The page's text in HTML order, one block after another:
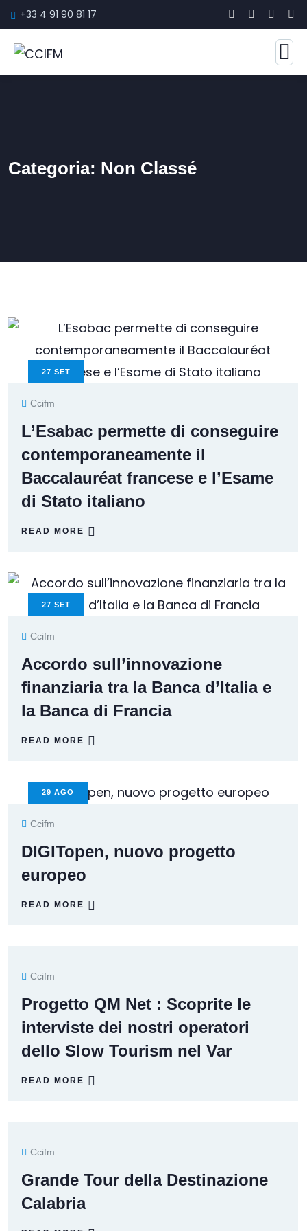
+33 4 91 90 81 17
Categoria: Non Classé
27 SET
Ccifm
L’Esabac permette di conseguire
contemporaneamente il
Baccalauréat francese e l’Esame
di Stato italiano
READ MORE
27 SET
Ccifm
Accordo sull’innovazione
finanziaria tra la Banca d’Italia e
la Banca di Francia
READ MORE
29 AGO
Ccifm
DIGITopen, nuovo progetto
europeo
READ MORE
Ccifm
Progetto QM Net : Scoprite le
interviste dei nostri operatori
dello Slow Tourism nel Var
READ MORE
Ccifm
Grande Tour della Destinazione
Calabria